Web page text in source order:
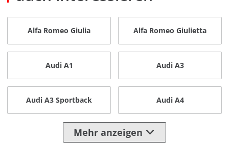
Alfa Romeo Giulia Alfa Romeo Giulietta
Audi A1 Audi A3
Audi A3 Sportback Audi A4
Mehr anzeigen